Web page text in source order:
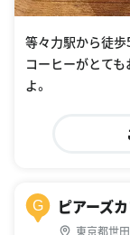
等々力駅から徒
コーヒーがとて
よ。
G ピアーズ
東京都世